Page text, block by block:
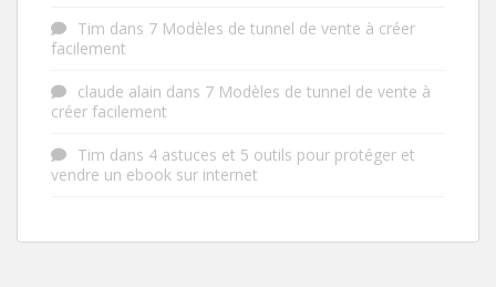
Tim dans 7 Modèles de tunnel de vente à créer
facilement
claude alain dans 7 Modèles de tunnel de vente à
créer facilement
Tim dans 4 astuces et 5 outils pour protéger et
vendre un ebook sur internet